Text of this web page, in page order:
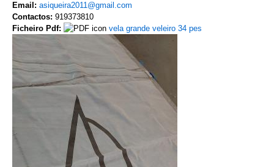
Email: asiqueira2011@gmail.com
Contactos: 919373810
Ficheiro Pdf:
vela grande veleiro 34 pes